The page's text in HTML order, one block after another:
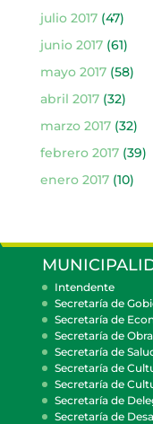
julio 2017(47)
junio 2017(61)
mayo 2017(58)
abril 2017(32)
marzo 2017(32)
febrero 2017(39)
enero 2017(10)
Intendente
Secretaría de
Secretaría de
Secretaría de
Secretaría de
Secretaría de
Secretaría de
Secretaría de
Secretaría de